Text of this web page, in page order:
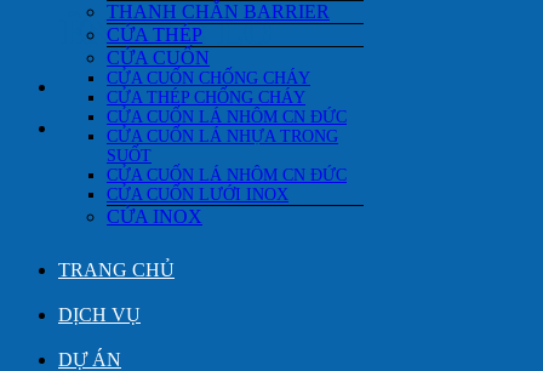
CÁC LOẠI CỬA KÍNH
THANH CHẮN BARRIER
CỬA THÉP
CỬA CUỐN
CỬA CUỐN CHỐNG CHÁY
CỬA THÉP CHỐNG CHÁY
CỬA CUỐN LÁ NHÔM CN ĐỨC
CỬA CUỐN LÁ NHỰA TRONG
SUỐT
CỬA CUỐN LÁ NHÔM CN ĐỨC
CỬA CUỐN LƯỚI INOX
CỬA INOX
TRANG CHỦ
DỊCH VỤ
DỰ ÁN